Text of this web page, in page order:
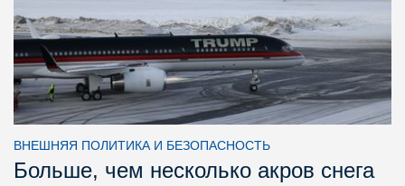
ВНЕШНЯЯ ПОЛИТИКА И БЕЗОПАСНОСТЬ
Больше, чем несколько акров снега